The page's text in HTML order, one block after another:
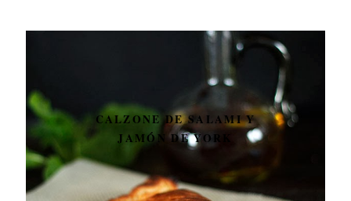
BROCHETA DE POLLO CON
SALSA DE CEREZAS